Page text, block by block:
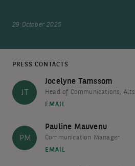
29 October 2025
PRESS CONTACTS
JT
Jocelyne Tamssom
Head of Communications, Alts
EMAIL
PM
Pauline Mauvenu
Communication Manager
EMAIL